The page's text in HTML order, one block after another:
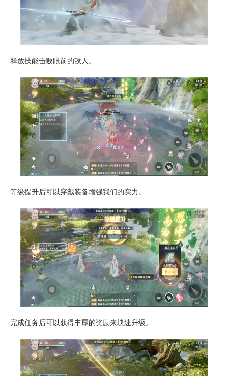
释放技能击败眼前的敌人。
等级提升后可以穿戴装备增强我们的实力。
完成任务后可以获得丰厚的奖励来块速升级。